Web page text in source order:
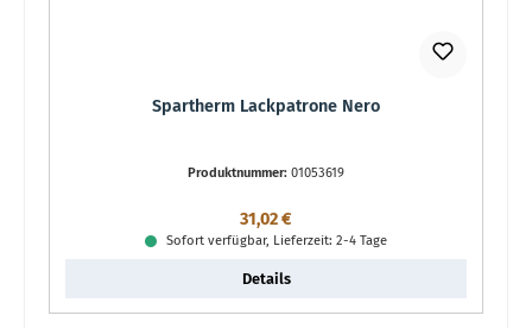
Spartherm Lackpatrone Nero
Produktnummer: 01053619
Regulärer Preis:
31,02 €
Sofort verfügbar, Lieferzeit: 2-4 Tage
Details